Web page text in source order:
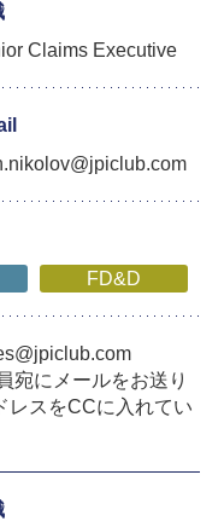
Claims Executive
FD&D
宛にメールをお送り
レスをCCに入れてい